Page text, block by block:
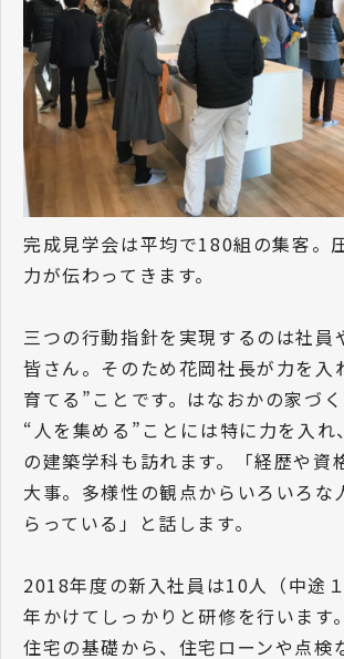
完成見学会は平均で180組の集客。
力が伝わってきます。
三つの行動指針を実現するのは社員
皆さん。そのため花岡社長が力を入
育てる”ことです。はなおかの家づ
“人を集める”ことには特に力を入れ
の建築学科も訪れます。「経歴や資
大事。多様性の観点からいろいろな
らっている」と話します。
2018年度の新入社員は10人（中途
年かけてしっかりと研修を行います
住宅の基礎から、住宅ローンや点検